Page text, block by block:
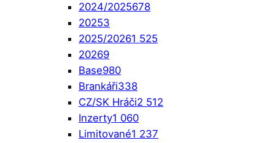
2024/2025678
20253
2025/20261 525
20269
Base980
Brankáři338
CZ/SK Hráči2 512
Inzerty1 060
Limitované1 237